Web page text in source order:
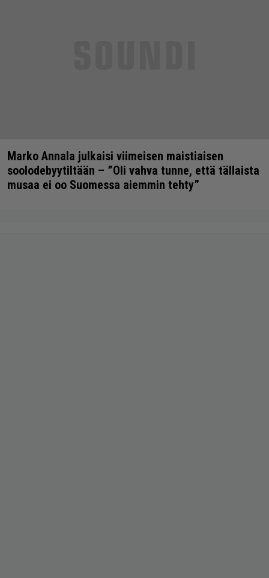
Marko Annala julkaisi viimeisen maistiaisen
soolodebyytiltään – ”Oli vahva tunne, että tällaista
musaa ei oo Suomessa aiemmin tehty”